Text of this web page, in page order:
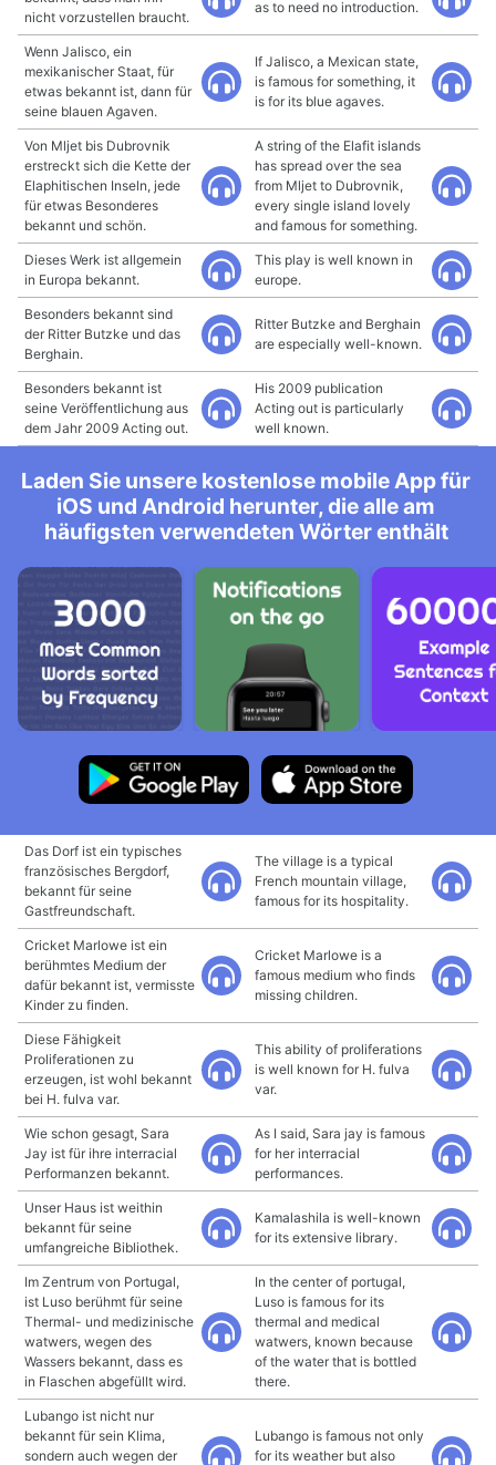
nicht vorzustellen braucht.
as to need no introduction.
Wenn Jalisco, ein
mexikanischer Staat, für
etwas bekannt ist, dann für
seine blauen Agaven.
If Jalisco, a Mexican state,
is famous for something, it
is for its blue agaves.
Von Mljet bis Dubrovnik
erstreckt sich die Kette der
Elaphitischen Inseln, jede
für etwas Besonderes
bekannt und schön.
A string of the Elafit islands
has spread over the sea
from Mljet to Dubrovnik,
every single island lovely
and famous for something.
Dieses Werk ist allgemein
in Europa bekannt.
This play is well known in
europe.
Besonders bekannt sind
der Ritter Butzke und das
Berghain.
Ritter Butzke and Berghain
are especially well-known.
Besonders bekannt ist
seine Veröffentlichung aus
dem Jahr 2009 Acting out.
His 2009 publication
Acting out is particularly
well known.
Laden Sie unsere kostenlose mobile App für
iOS und Android herunter, die alle am
häufigsten verwendeten Wörter enthält
Das Dorf ist ein typisches
französisches Bergdorf,
bekannt für seine
Gastfreundschaft.
The village is a typical
French mountain village,
famous for its hospitality.
Cricket Marlowe ist ein
berühmtes Medium der
dafür bekannt ist, vermisste
Kinder zu finden.
Cricket Marlowe is a
famous medium who finds
missing children.
Diese Fähigkeit
Proliferationen zu
erzeugen, ist wohl bekannt
bei H. fulva var.
This ability of proliferations
is well known for H. fulva
var.
Wie schon gesagt, Sara
Jay ist für ihre interracial
Performanzen bekannt.
As I said, Sara jay is famous
for her interracial
performances.
Unser Haus ist weithin
bekannt für seine
umfangreiche Bibliothek.
Kamalashila is well-known
for its extensive library.
Im Zentrum von Portugal,
ist Luso berühmt für seine
Thermal- und medizinische
watwers, wegen des
Wassers bekannt, dass es
in Flaschen abgefüllt wird.
In the center of portugal,
Luso is famous for its
thermal and medical
watwers, known because
of the water that is bottled
there.
Lubango ist nicht nur
bekannt für sein Klima,
sondern auch wegen der
Lubango is famous not only
for its weather but also